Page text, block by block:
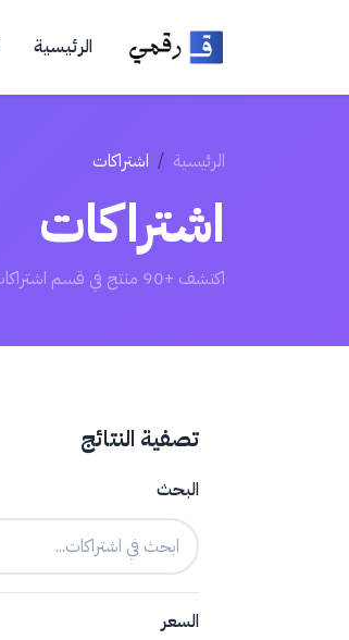
الرئيسية
الرئيسية اشتراكات
اشتراكات
اكتشف +90 منتج في قسم اشتراكات
تصفية النتائج
البحث
السعر